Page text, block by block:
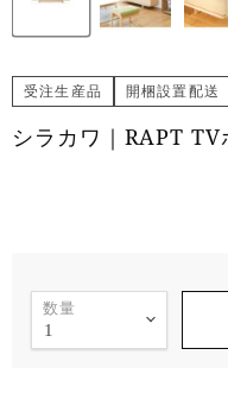
受注生産品 開梱設置配送
シラカワ｜RAPT
数量